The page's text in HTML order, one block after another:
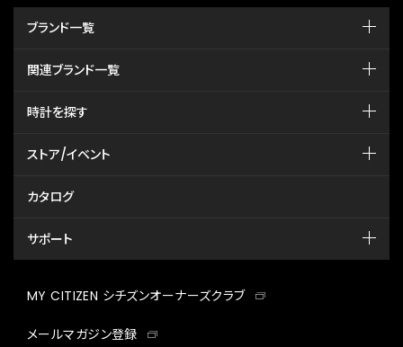
ブランド一覧
関連ブランド一覧
時計を探す
ストア/イベント
カタログ
サポート
MY CITIZEN シチズンオーナーズクラブ
メールマガジン登録